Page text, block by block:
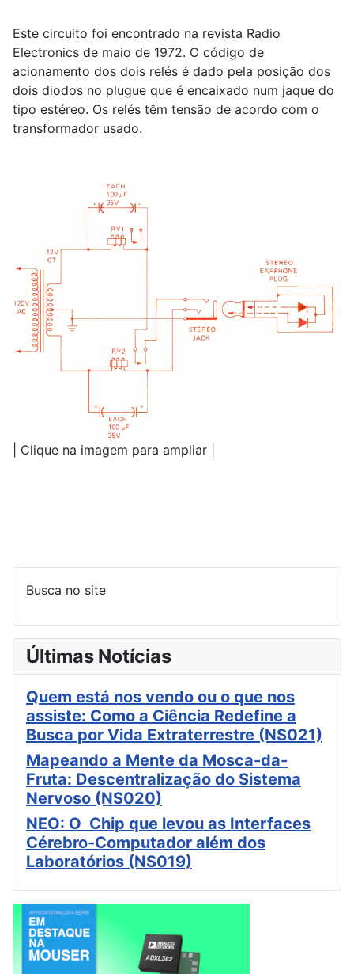
Este circuito foi encontrado na revista Radio
Electronics de maio de 1972. O código de
acionamento dos dois relés é dado pela posição dos
dois diodos no plugue que é encaixado num jaque do
tipo estéreo. Os relés têm tensão de acordo com o
transformador usado.
| Clique na imagem para ampliar |
Busca no site
Últimas Notícias
Quem está nos vendo ou o que nos
assiste: Como a Ciência Redefine a
Busca por Vida Extraterrestre (NS021)
Mapeando a Mente da Mosca-da-
Fruta: Descentralização do Sistema
Nervoso (NS020)
NEO: O Chip que levou as Interfaces
Cérebro-Computador além dos
Laboratórios (NS019)